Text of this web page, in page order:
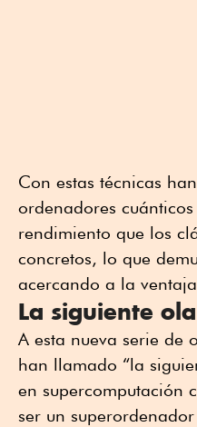
Con estas técnicas
ordenadores
rendimiento que los
concretos, lo que
acercando a la
La siguiente ola
A esta nueva serie de
han llamado “la
en supercomputación
ser un